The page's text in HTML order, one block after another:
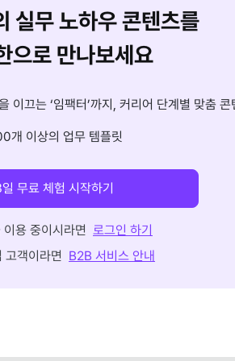
무 노하우 콘텐츠를
으로 만나보세요
이끄는 ‘임팩터’까지, 커리어 단계별 맞춤 콘
개 이상의 업무 템플릿
무료 체험 시작하기
이용 중이시라면 로그인 하기
고객이라면 B2B 서비스 안내